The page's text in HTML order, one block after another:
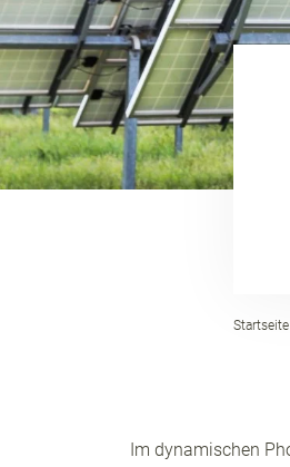
Startseite
Im dynamischen